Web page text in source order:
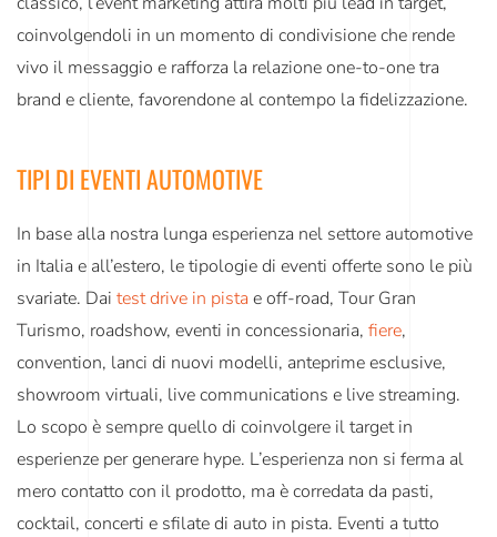
coinvolgendoli in un momento di condivisione che rende
vivo il messaggio e rafforza la relazione one-to-one tra
brand e cliente, favorendone al contempo la fidelizzazione.
TIPI DI EVENTI AUTOMOTIVE
In base alla nostra lunga esperienza nel settore automotive
in Italia e all’estero, le tipologie di eventi offerte sono le più
svariate. Dai test drive in pista e off-road, Tour Gran
Turismo, roadshow, eventi in concessionaria, fiere,
convention, lanci di nuovi modelli, anteprime esclusive,
showroom virtuali, live communications e live streaming.
Lo scopo è sempre quello di coinvolgere il target in
esperienze per generare hype. L’esperienza non si ferma al
mero contatto con il prodotto, ma è corredata da pasti,
cocktail, concerti e sfilate di auto in pista. Eventi a tutto